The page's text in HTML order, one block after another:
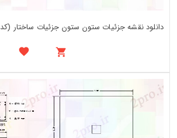
دانلود نقشه جزئیات ستون ستون جزئیات ساختار (کد168358)